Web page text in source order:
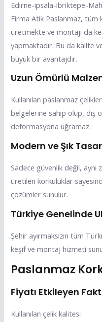
Edirne-ipsala-ibriktepe-
Firma Atik Paslanmaz, tüm
üretmekte ve montajı da
yapmaktadır. Bu da kalite
büyük bir avantajdır.
Uzun Ömürlü
Kullanılan paslanmaz
belgelerine sahip olup, dış
deformasyona uğramaz.
Modern ve Şık
Sadece güvenlik değil,
üretilen korkuluklar
çözümler sunulur.
Türkiye Genelinde
Şehir ayırmaksızın tüm
keşif ve montaj hizmeti
Paslanmaz
Fiyatı Etkileyen
Kullanılan çelik kalitesi